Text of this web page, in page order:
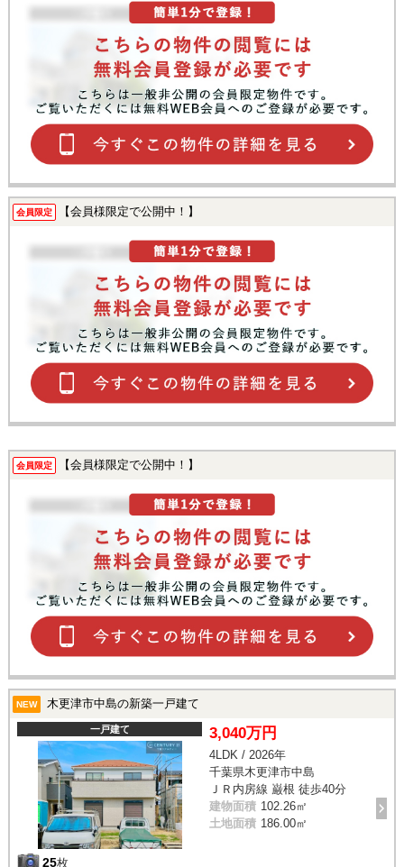
会員限定 【会員様限定で公開中！】
会員限定 【会員様限定で公開中！】
NEW 木更津市中島の新築一戸建て
一戸建て
25枚
3,040万円
4LDK / 2026年
千葉県木更津市中島
ＪＲ内房線 巌根 徒歩40分
建物面積 102.26㎡
土地面積 186.00㎡